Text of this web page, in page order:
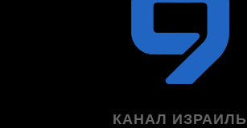
КАНАЛ ИЗРАИЛЬ